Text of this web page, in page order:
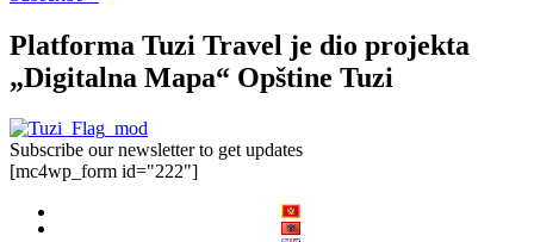
Platforma Tuzi Travel je dio projekta
„Digitalna Mapa“ Opštine Tuzi
Subscribe our newsletter to get updates
[mc4wp_form id="222"]